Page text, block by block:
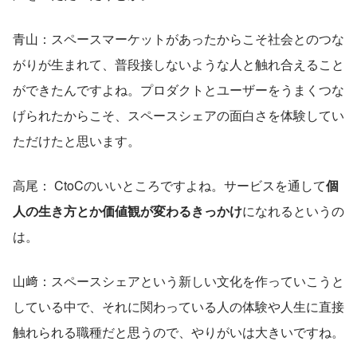
青山：スペースマーケットがあったからこそ社会とのつな
がりが生まれて、普段接しないような人と触れ合えること
ができたんですよね。プロダクトとユーザーをうまくつな
げられたからこそ、スペースシェアの面白さを体験してい
ただけたと思います。
高尾： CtoCのいいところですよね。サービスを通して個
人の生き方とか価値観が変わるきっかけになれるというの
は。
山﨑：スペースシェアという新しい文化を作っていこうと
している中で、それに関わっている人の体験や人生に直接
触れられる職種だと思うので、やりがいは大きいですね。